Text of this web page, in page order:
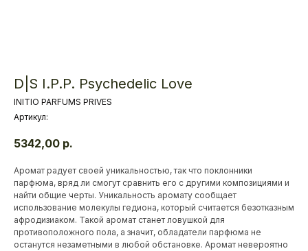
D|S I.P.P. Psychedelic Love
INITIO PARFUMS PRIVES
Артикул:
5342,00 р.
Аромат радует своей уникальностью, так что поклонники
парфюма, вряд ли смогут сравнить его с другими композициями и
найти общие черты. Уникальность аромату сообщает
использование молекулы гедиона, который считается безотказным
афродизиаком. Такой аромат станет ловушкой для
противоположного пола, а значит, обладатели парфюма не
останутся незаметными в любой обстановке. Аромат невероятно